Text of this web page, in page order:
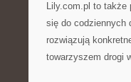
Lily.com.pl to także
się do codziennych
rozwiązują
towarzyszem drogi